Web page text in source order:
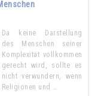
Da keine Darstellung
des Menschen seiner
Komplexität vollkommen
gerecht wird, sollte es
nicht verwundern, wenn
Religionen und …